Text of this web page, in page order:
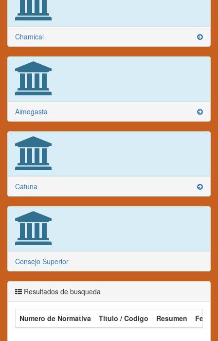
Chamical
Aimogasta
Catuna
Consejo Superior
Resultados de busqueda
Numero de Normativa Titulo / Codigo Resumen Fecha